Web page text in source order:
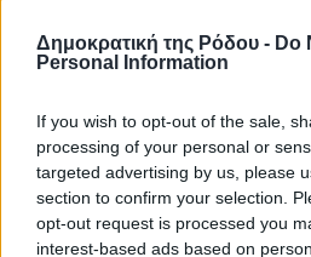
Δημοκρατική της Ρόδου - Do
Personal Information
If you wish to opt-out of the sale,
processing of your personal or
targeted advertising by us, please
section to confirm your selection.
opt-out request is processed you
interest-based ads based on